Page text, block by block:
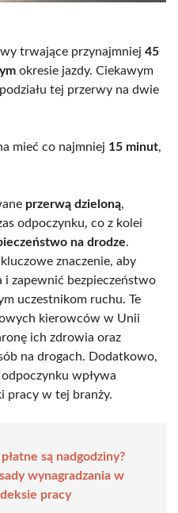
trwające przynajmniej 45
okresie jazdy. Ciekawym
tej przerwy na dwie
mieć co najmniej 15 minut,
przerwą dzieloną,
odpoczynku, co z kolei
na drodze.
znaczenie, aby
i zapewnić bezpieczeństwo
uczestnikom ruchu. Te
kierowców w Unii
ich zdrowia oraz
na drogach. Dodatkowo,
wpływa
pracy w tej branży.
są nadgodziny?
wynagradzania w
pracy